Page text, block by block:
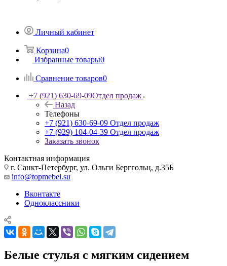
Личный кабинет
Корзина0
Избранные товары0
Сравнение товаров0
+7 (921) 630-69-09Отдел продаж
Назад
Телефоны
+7 (921) 630-69-09 Отдел продаж
+7 (929) 104-04-39 Отдел продаж
Заказать звонок
Контактная информация
г. Санкт-Петербург, ул. Ольги Берггольц, д.35Б
info@topmebel.su
Вконтакте
Одноклассники
Белые стулья с мягким сидением